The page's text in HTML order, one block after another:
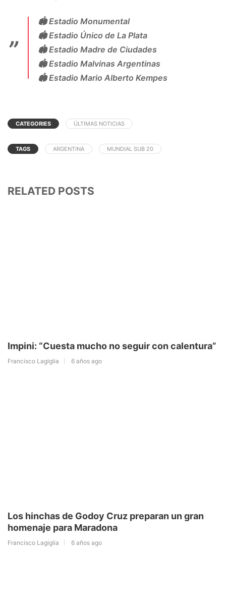
🏟️ Estadio Monumental
🏟️ Estadio Único de La Plata
🏟️ Estadio Madre de Ciudades
🏟️ Estadio Malvinas Argentinas
🏟️ Estadio Mario Alberto Kempes
el Mundial 2030, vía@TyCSports
— Sudanalytics (@sudanalytics_)
CATEGORIES ÚLTIMAS NOTICIAS
TAGS ARGENTINA MUNDIAL SUB 20
RELATED POSTS
Impini: “Cuesta mucho no seguir con calentura”
Francisco Lagiglia 6 años ago
Los hinchas de Godoy Cruz preparan un gran
homenaje para Maradona
Francisco Lagiglia 6 años ago